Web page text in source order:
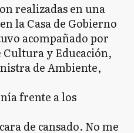
realizadas en una
la Casa de Gobierno
acompañado por
y Educación,
de Ambiente,
frente a los
de cansado. No me